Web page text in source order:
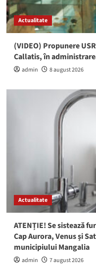
Actualitate
(VIDEO) Propunere
Callatis, în
admin 8 august 2026
Actualitate
ATENȚIE! Se sistează
Cap Aurora, Venus și
municipiului Mangalia
admin 7 august 2026